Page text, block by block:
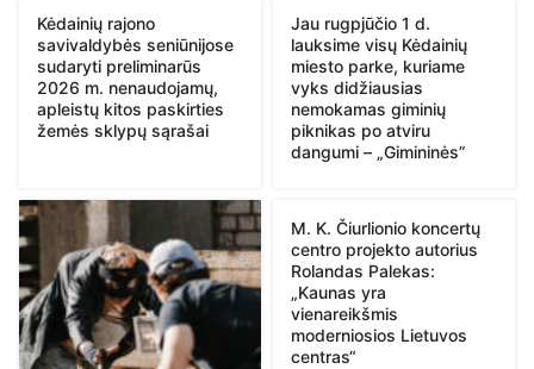
Kėdainių rajono
savivaldybės seniūnijose
sudaryti preliminarūs
2026 m. nenaudojamų,
apleistų kitos paskirties
žemės sklypų sąrašai
Jau rugpjūčio 1 d.
lauksime visų Kėdainių
miesto parke, kuriame
vyks didžiausias
nemokamas giminių
piknikas po atviru
dangumi – „Gimininės”
M. K. Čiurlionio koncertų
centro projekto autorius
Rolandas Palekas:
„Kaunas yra
vienareikšmis
moderniosios Lietuvos
centras“